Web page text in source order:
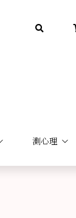
測心理
測心理